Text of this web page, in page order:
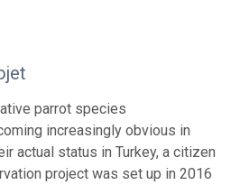
parrot species
increasingly obvious in
actual status in Turkey, a citizen
project was set up in 2016